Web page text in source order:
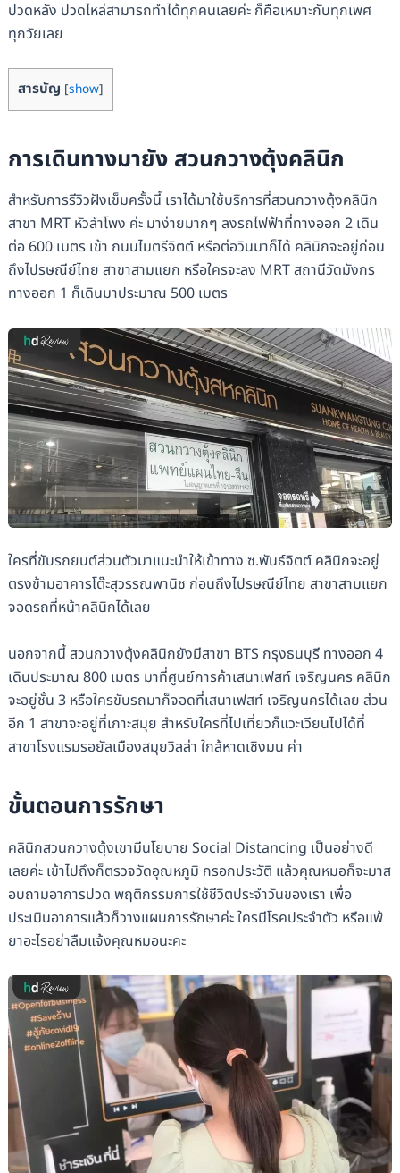
ปวดหลัง ปวดไหล่สามารถทำได้ทุกคนเลยค่ะ ก็คือเหมาะกับทุกเพศ
ทุกวัยเลย
สารบัญ [show]
การเดินทางมายัง สวนกวางตุ้งคลินิก
สำหรับการรีวิวฝังเข็มครั้งนี้ เราได้มาใช้บริการที่สวนกวางตุ้งคลินิก
สาขา MRT หัวลำโพง ค่ะ มาง่ายมากๆ ลงรถไฟฟ้าที่ทางออก 2 เดิน
ต่อ 600 เมตร เข้า ถนนไมตรีจิตต์ หรือต่อวินมาก็ได้ คลินิกจะอยู่ก่อน
ถึงไปรษณีย์ไทย สาขาสามแยก หรือใครจะลง MRT สถานีวัดมังกร
ทางออก 1 ก็เดินมาประมาณ 500 เมตร
ใครที่ขับรถยนต์ส่วนตัวมาแนะนำให้เข้าทาง ซ.พันธ์จิตต์ คลินิกจะอยู่
ตรงข้ามอาคารโต๊ะสุวรรณพานิช ก่อนถึงไปรษณีย์ไทย สาขาสามแยก
จอดรถที่หน้าคลินิกได้เลย
นอกจากนี้ สวนกวางตุ้งคลินิกยังมีสาขา BTS กรุงธนบุรี ทางออก 4
เดินประมาณ 800 เมตร มาที่ศูนย์การค้าเสนาเฟสท์ เจริญนคร คลินิก
จะอยู่ชั้น 3 หรือใครขับรถมาก็จอดที่เสนาเฟสท์ เจริญนครได้เลย ส่วน
อีก 1 สาขาจะอยู่ที่เกาะสมุย สำหรับใครที่ไปเที่ยวก็แวะเวียนไปได้ที่
สาขาโรงแรมรอยัลเมืองสมุยวิลล่า ใกล้หาดเชิงมน ค่า
ขั้นตอนการรักษา
คลินิกสวนกวางตุ้งเขามีนโยบาย Social Distancing เป็นอย่างดี
เลยค่ะ เข้าไปถึงก็ตรวจวัดอุณหภูมิ กรอกประวัติ แล้วคุณหมอก็จะมาส
อบถามอาการปวด พฤติกรรมการใช้ชีวิตประจำวันของเรา เพื่อ
ประเมินอาการแล้วก็วางแผนการรักษาค่ะ ใครมีโรคประจำตัว หรือแพ้
ยาอะไรอย่าลืมแจ้งคุณหมอนะคะ